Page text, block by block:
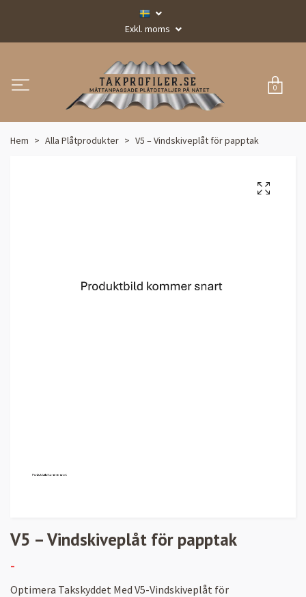
Exkl. moms
0
Hem Alla Plåtprodukter V5 – Vindskiveplåt för papptak
V5 – Vindskiveplåt för papptak
-
Optimera Takskyddet Med V5-Vindskiveplåt för